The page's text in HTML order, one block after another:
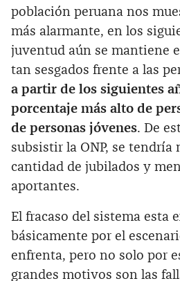
población peruana nos
más alarmante, en los
juventud aún se mantiene
tan sesgados frente a las
a partir de los siguientes
porcentaje más alto de
de personas jóvenes. De
subsistir la ONP, se tendría
cantidad de jubilados y
aportantes.
El fracaso del sistema esta
básicamente por el
enfrenta, pero no solo por
grandes motivos son las